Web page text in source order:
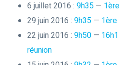
6 juillet 2016 : 9h35 —
29 juin 2016 : 9h35 — 1ère
22 juin 2016 : 9h50 —
réunion